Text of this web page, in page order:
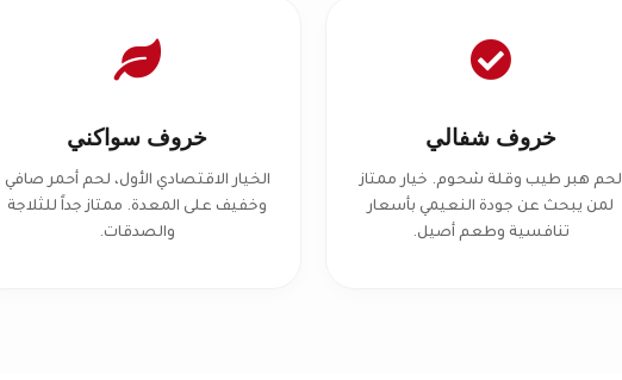
خروف شفالي
لحم هبر طيب وقلة شحوم. خيار ممتاز
لمن يبحث عن جودة النعيمي بأسعار
تنافسية وطعم أصيل.
خروف سواكني
الخيار الاقتصادي الأول، لحم أحمر صافي
وخفيف على المعدة. ممتاز جداً للثلاجة
والصدقات.